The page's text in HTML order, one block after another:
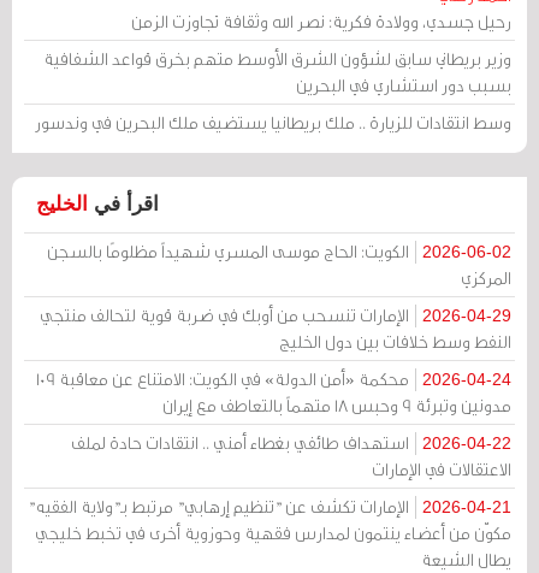
رحيل جسدي، وولادة فكرية: نصر الله وثقافة تجاوزت الزمن
وزير بريطاني سابق لشؤون الشرق الأوسط متهم بخرق قواعد الشفافية
بسبب دور استشاري في البحرين
وسط انتقادات للزيارة .. ملك بريطانيا يستضيف ملك البحرين في وندسور
اقرأ في الخليج
2026-06-02
الكويت: الحاج موسى المسري شهيداً مظلومًا بالسجن
المركزي
2026-04-29
الإمارات تنسحب من أوبك في ضربة قوية لتحالف منتجي
النفط وسط خلافات بين دول الخليج
2026-04-24
محكمة «أمن الدولة» في الكويت: الامتناع عن معاقبة 109
مدونين وتبرئة 9 وحبس 18 متهماً بالتعاطف مع إيران
2026-04-22
استهداف طائفي بغطاء أمني .. انتقادات حادة لملف
الاعتقالات في الإمارات
2026-04-21
الإمارات تكشف عن "تنظيم إرهابي" مرتبط بـ"ولاية الفقيه"
مكوّن من أعضاء ينتمون لمدارس فقهية وحوزوية أخرى في تخبط خليجي
يطال الشيعة